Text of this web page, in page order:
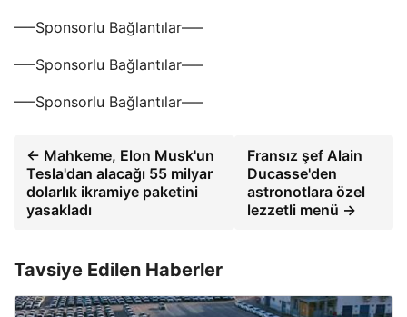
—–Sponsorlu Bağlantılar—–
—–Sponsorlu Bağlantılar—–
—–Sponsorlu Bağlantılar—–
← Mahkeme, Elon Musk'un
Tesla'dan alacağı 55 milyar
dolarlık ikramiye paketini
yasakladı
Fransız şef Alain
Ducasse'den
astronotlara özel
lezzetli menü →
Tavsiye Edilen Haberler